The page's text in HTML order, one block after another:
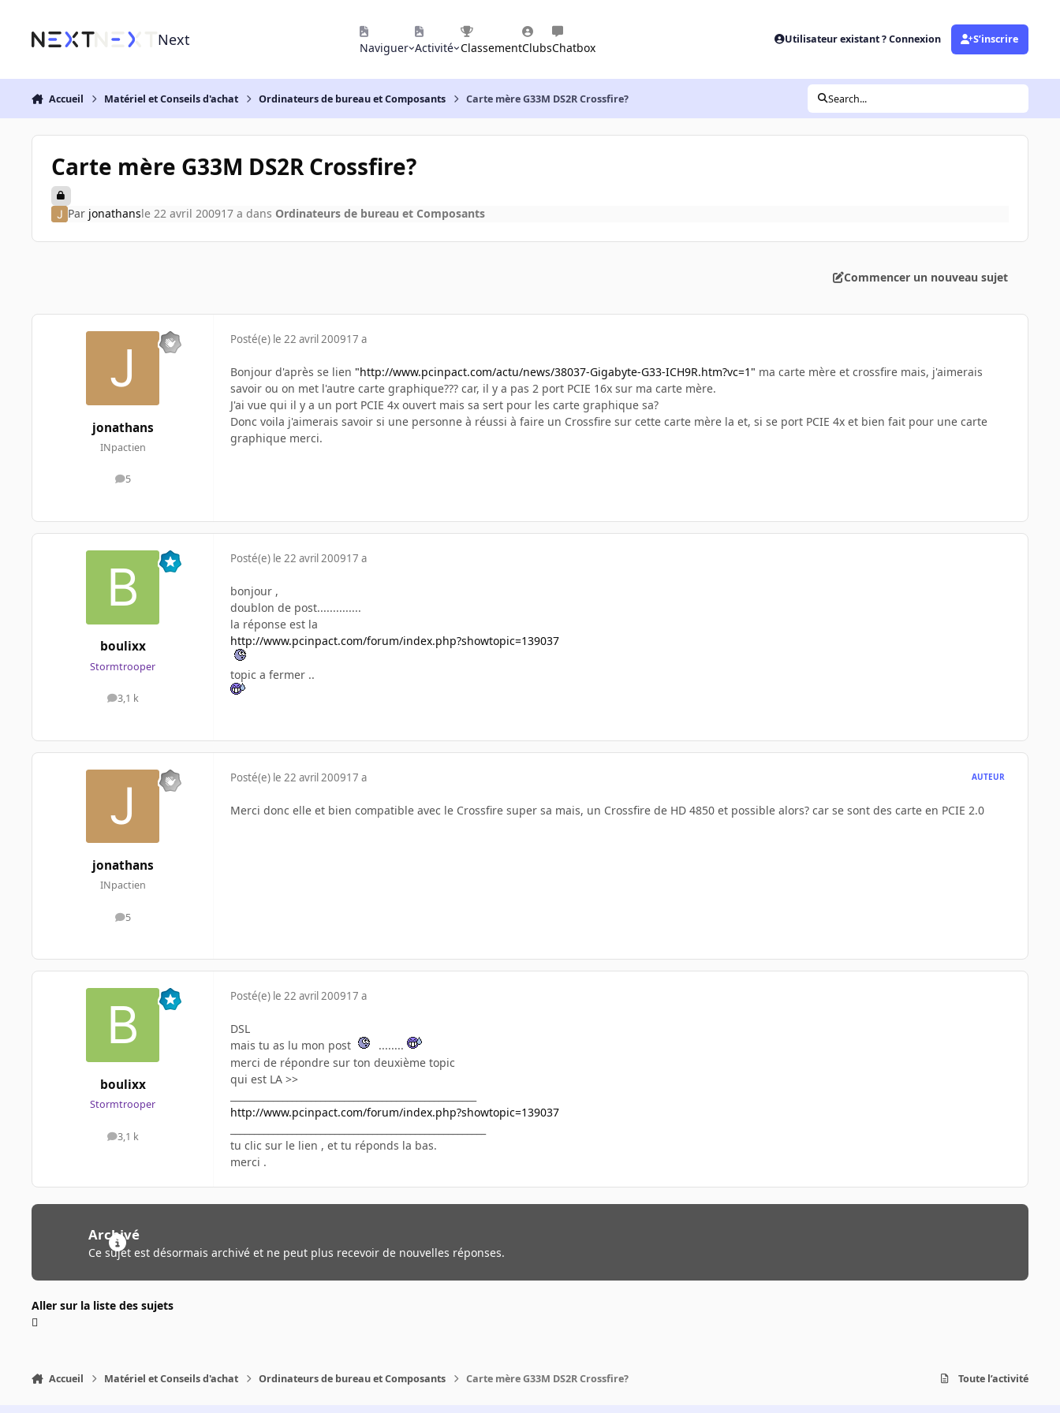
Next Naviguer Activité ClassementClubsChatbox
Utilisateur existant ? Connexion S’inscrire
Accueil Matériel et Conseils d'achat Ordinateurs de bureau et Composants Carte mère G33M DS2R Crossfire? Search...
Carte mère G33M DS2R Crossfire?
Par jonathansle 22 avril 200917 a dans Ordinateurs de bureau et Composants
Commencer un nouveau sujet
jonathans
INpactien
5
messages
Posté(e) le 22 avril 200917 a
Bonjour d'après se lien "http://www.pcinpact.com/actu/news/38037-Gigabyte-G33-ICH9R.htm?vc=1" ma carte mère et crossfire mais, j'aimerais
savoir ou on met l'autre carte graphique??? car, il y a pas 2 port PCIE 16x sur ma carte mère.
J'ai vue qui il y a un port PCIE 4x ouvert mais sa sert pour les carte graphique sa?
Donc voila j'aimerais savoir si une personne à réussi à faire un Crossfire sur cette carte mère la et, si se port PCIE 4x et bien fait pour une carte
graphique merci.
boulixx
Stormtrooper
3,1 k
messages
Posté(e) le 22 avril 200917 a
bonjour ,
doublon de post..............
la réponse est la
http://www.pcinpact.com/forum/index.php?showtopic=139037
topic a fermer ..
jonathans
INpactien
5
messages
Posté(e) le 22 avril 200917 a AUTEUR
Merci donc elle et bien compatible avec le Crossfire super sa mais, un Crossfire de HD 4850 et possible alors? car se sont des carte en PCIE 2.0
boulixx
Stormtrooper
3,1 k
messages
Posté(e) le 22 avril 200917 a
DSL
mais tu as lu mon post
........
merci de répondre sur ton deuxième topic
qui est LA >>
http://www.pcinpact.com/forum/index.php?showtopic=139037
tu clic sur le lien , et tu réponds la bas.
merci .
Archivé
Ce sujet est désormais archivé et ne peut plus recevoir de nouvelles réponses.
Aller sur la liste des sujets
Accueil Matériel et Conseils d'achat Ordinateurs de bureau et Composants Carte mère G33M DS2R Crossfire? Toute l’activité